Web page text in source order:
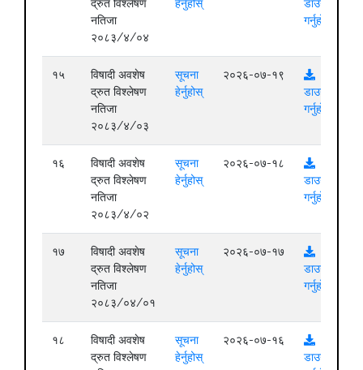
द्रुत विश्लेषण
नतिजा
२०८३/४/०४
हेर्नुहोस्
डाउनलोड
गर्नुहोस्
१५
विषादी अवशेष
द्रुत विश्लेषण
नतिजा
२०८३/४/०३
सूचना
हेर्नुहोस्
२०२६-०७-१९
डाउनलोड
गर्नुहोस्
१६
विषादी अवशेष
द्रुत विश्लेषण
नतिजा
२०८३/४/०२
सूचना
हेर्नुहोस्
२०२६-०७-१८
डाउनलोड
गर्नुहोस्
१७
विषादी अवशेष
द्रुत विश्लेषण
नतिजा
२०८३/०४/०१
सूचना
हेर्नुहोस्
२०२६-०७-१७
डाउनलोड
गर्नुहोस्
१८
विषादी अवशेष
द्रुत विश्लेषण
सूचना
हेर्नुहोस्
२०२६-०७-१६
डाउनलोड